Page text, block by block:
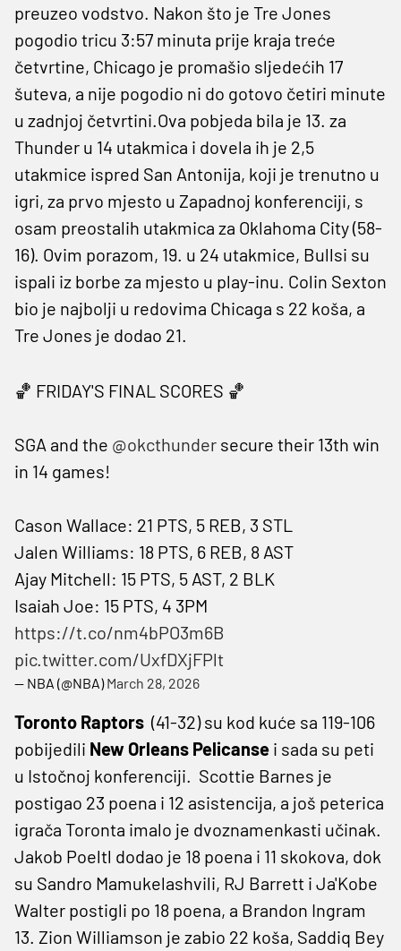
preuzeo vodstvo. Nakon što je Tre Jones
pogodio tricu 3:57 minuta prije kraja treće
četvrtine, Chicago je promašio sljedećih 17
šuteva, a nije pogodio ni do gotovo četiri minute
u zadnjoj četvrtini.Ova pobjeda bila je 13. za
Thunder u 14 utakmica i dovela ih je 2,5
utakmice ispred San Antonija, koji je trenutno u
igri, za prvo mjesto u Zapadnoj konferenciji, s
osam preostalih utakmica za Oklahoma City (58-
16). Ovim porazom, 19. u 24 utakmice, Bullsi su
ispali iz borbe za mjesto u play-inu. Colin Sexton
bio je najbolji u redovima Chicaga s 22 koša, a
Tre Jones je dodao 21.
🏀 FRIDAY'S FINAL SCORES 🏀
SGA and the @okcthunder secure their 13th win
in 14 games!
Cason Wallace: 21 PTS, 5 REB, 3 STL
Jalen Williams: 18 PTS, 6 REB, 8 AST
Ajay Mitchell: 15 PTS, 5 AST, 2 BLK
Isaiah Joe: 15 PTS, 4 3PM
https://t.co/nm4bPO3m6B
pic.twitter.com/UxfDXjFPlt
— NBA (@NBA)March 28, 2026
Toronto Raptors (41-32) su kod kuće sa 119-106
pobijedili New Orleans Pelicanse i sada su peti
u Istočnoj konferenciji. Scottie Barnes je
postigao 23 poena i 12 asistencija, a još peterica
igrača Toronta imalo je dvoznamenkasti učinak.
Jakob Poeltl dodao je 18 poena i 11 skokova, dok
su Sandro Mamukelashvili, RJ Barrett i Ja'Kobe
Walter postigli po 18 poena, a Brandon Ingram
13. Zion Williamson je zabio 22 koša, Saddiq Bey